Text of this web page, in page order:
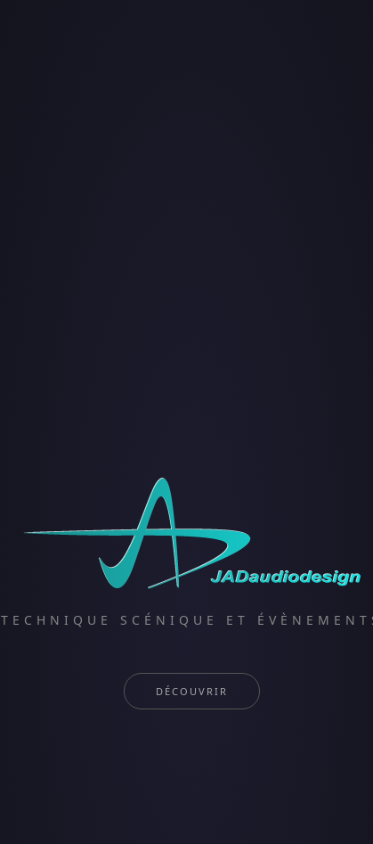
TECHNIQUE SCÉNIQUE ET
DÉCOUVRIR